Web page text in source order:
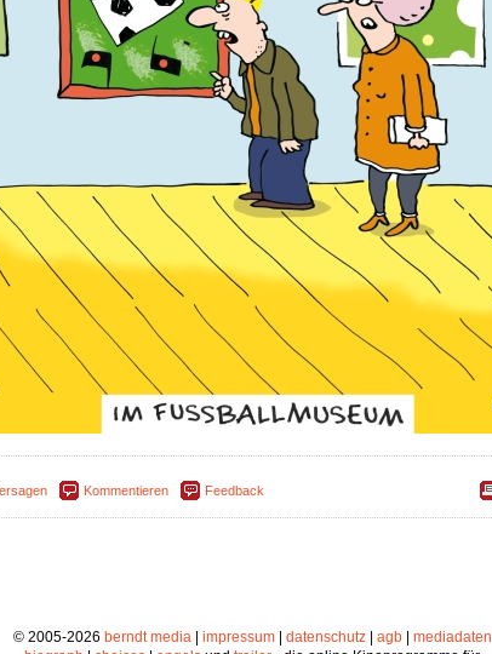
Kommentieren Feedback
© 2005-2026 berndt media| impressum| datenschutz| agb| mediadaten